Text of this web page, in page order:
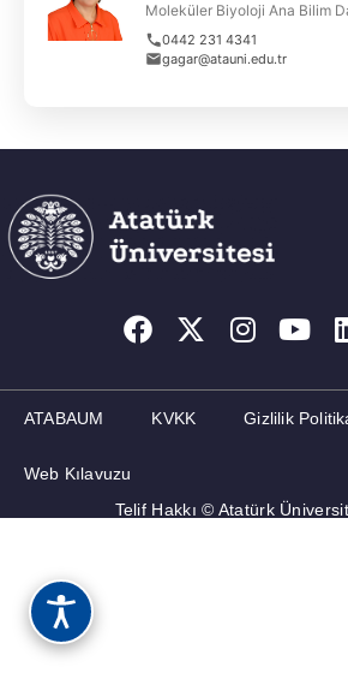
Moleküler Biyoloji Ana Bilim
0442 231 4341
gagar@atauni.edu.tr
ATABAUM KVKK Gizlilik
Web Kılavuzu
Telif Hakkı © Atatürk